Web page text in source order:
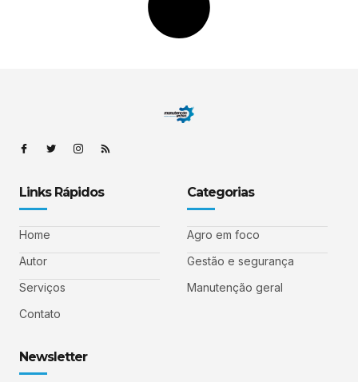
Links Rápidos
Home
Autor
Serviços
Contato
Categorias
Agro em foco
Gestão e segurança
Manutenção geral
Newsletter